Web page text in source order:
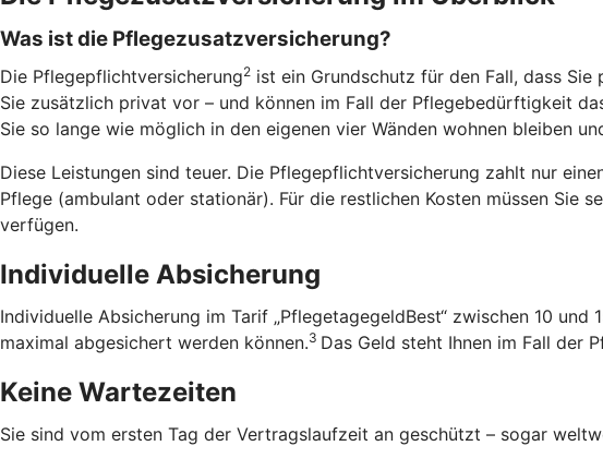
Was ist die Pflegezusatzversicherung?
Die Pflegepflichtversicherung2 ist ein Grundschutz für den Fall, dass
Sie zusätzlich privat vor – und können im Fall der Pflegebedürftigkeit
Sie so lange wie möglich in den eigenen vier Wänden wohnen bleiben
Diese Leistungen sind teuer. Die Pflegepflichtversicherung zahlt nur
Pflege (ambulant oder stationär). Für die restlichen Kosten müssen Sie
verfügen.
Individuelle Absicherung
Individuelle Absicherung im Tarif „PflegetagegeldBest“ zwischen 10
maximal abgesichert werden können.3 Das Geld steht Ihnen im Fall der
Keine Wartezeiten
Sie sind vom ersten Tag der Vertragslaufzeit an geschützt – sogar